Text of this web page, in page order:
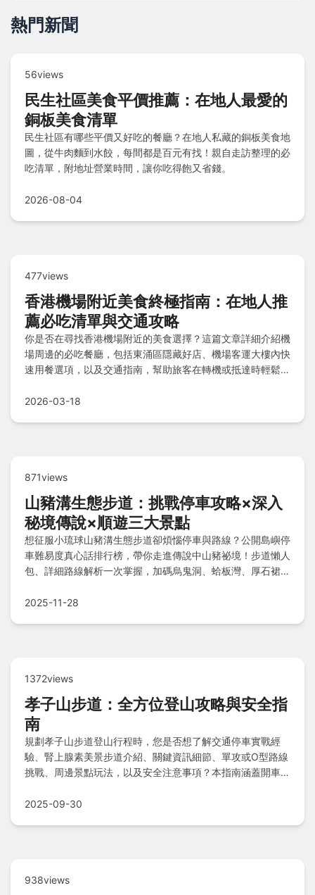
熱門新聞
56views
民生社區美食平價推薦：在地人最愛的
銅板美食清單
民生社區有哪些平價又好吃的餐廳？在地人私藏的銅板美食地
圖，從牛肉麵到水餃，每間都是百元有找！親自走訪整理的必
吃清單，附地址營業時間，讓你吃得飽又省錢。
2026-08-04
477views
香港機場附近美食終極指南：在地人推
薦必吃清單與交通攻略
你是否在尋找香港機場附近的美食選擇？這篇文章詳細介紹機
場周邊的必吃餐廳，包括東涌區隱藏好店、機場客運大樓內快
速用餐選項，以及交通指南，幫助旅客在轉機或抵達時輕鬆找
2026-03-18
871views
山豬溝生態步道：挑戰停車攻略×深入
秘境傳說×順遊三大景點
想征服小琉球山豬溝生態步道卻煩惱停車與路線？公開島嶼停
車難易度真心話排行榜，帶你走進傳說中山豬祕境！步道懶人
包、詳細路線解析一次掌握，加碼烏鬼洞、蛤板灣、厚石裙礁
2025-11-28
1372views
孝子山步道：全方位登山攻略與安全指
南
規劃孝子山步道登山行程時，您是否想了解交通停車實戰經
驗、腎上腺素美景步道介紹、關鍵資訊細節、單攻或O型路線
挑戰、周邊景點玩法，以及安全注意事項？本指南涵蓋開車與
略、爬山後遊憩推薦、老旅人安全提醒，並透過快速問答解答
2025-09-30
938views